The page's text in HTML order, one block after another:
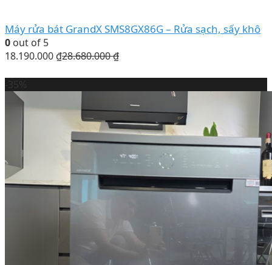
Máy rửa bát GrandX SMS8GX86G – Rửa sạch, sấy khô
0 out of 5
18.190.000 ₫28.680.000₫